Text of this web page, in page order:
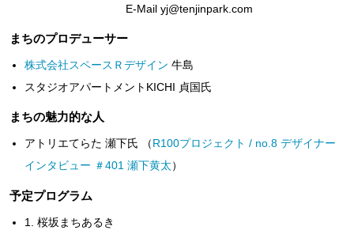
E-Mail yj@tenjinpark.com
まちのプロデューサー
株式会社スペースＲデザイン 牛島
スタジオアパートメントKICHI 貞国氏
まちの魅力的な人
アトリエてらた 瀬下氏 （R100プロジェクト / no.8 デザイナー
インタビュー ＃401 瀬下黄太）
予定プログラム
1. 桜坂まちあるき